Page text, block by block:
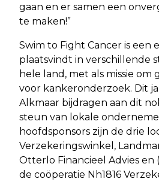
gaan en er samen een
te maken!”
Swim to Fight Cancer is een
plaatsvindt in verschillende
hele land, met als missie om
voor kankeronderzoek. Dit
Alkmaar bijdragen aan dit
steun van lokale
hoofdsponsors zijn de drie
Verzekeringswinkel,
Otterlo Financieel Advies en
de coöperatie Nh1816